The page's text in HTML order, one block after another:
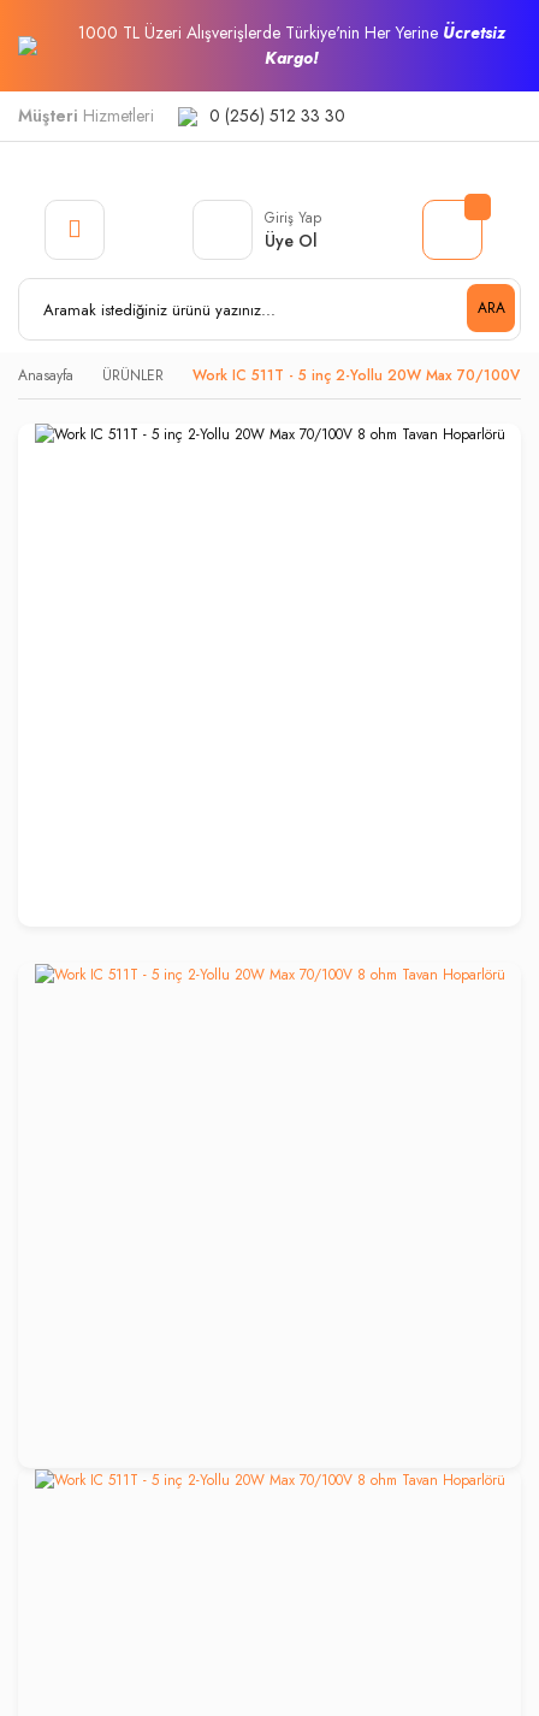
1000 TL Üzeri Alışverişlerde Türkiye'nin Her Yerine Ücretsiz
Kargo!
Müşteri Hizmetleri 0 (256) 512 33 30
ARA
Giriş Yap
Üye Ol
Anasayfa ÜRÜNLER Work IC 511T - 5 inç 2-Yollu 20W Max 70/100V 8